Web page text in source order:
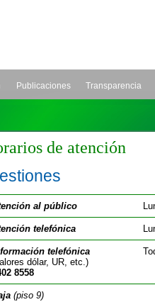
Publicaciones Transparencia
de atención
al público
telefónica
telefónica
dólar, UR, etc.)
8558
(piso 9)